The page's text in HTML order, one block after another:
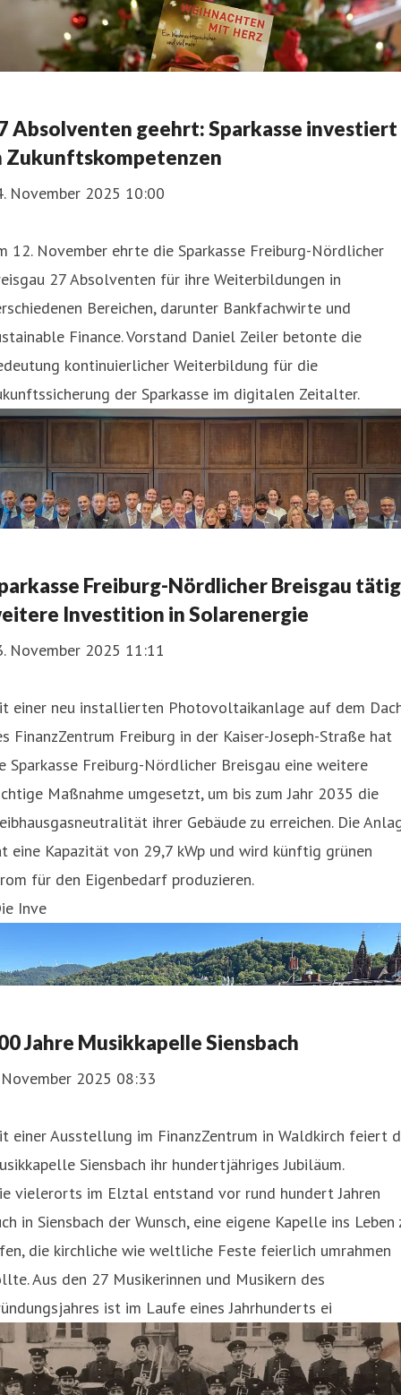
Absolventen geehrt: Sparkasse investiert
Zukunftskompetenzen
November 2025 10:00
12. November ehrte die Sparkasse Freiburg-Nördlicher
27 Absolventen für ihre Weiterbildungen in
Bereichen, darunter Bankfachwirte und
Finance. Vorstand Daniel Zeiler betonte die
kontinuierlicher Weiterbildung für die
der Sparkasse im digitalen Zeitalter.
Freiburg-Nördlicher Breisgau
Investition in Solarenergie
November 2025 11:11
einer neu installierten Photovoltaikanlage auf dem
FinanzZentrum Freiburg in der Kaiser-Joseph-Straße hat
Sparkasse Freiburg-Nördlicher Breisgau eine weitere
Maßnahme umgesetzt, um bis zum Jahr 2035 die
ihrer Gebäude zu erreichen. Die
eine Kapazität von 29,7 kWp und wird künftig grünen
für den Eigenbedarf produzieren.
Inve
Jahre Musikkapelle Siensbach
2025 08:33
einer Ausstellung im FinanzZentrum in Waldkirch feiert
Siensbach ihr hundertjähriges Jubiläum.
vielerorts im Elztal entstand vor rund hundert Jahren
in Siensbach der Wunsch, eine eigene Kapelle ins Leben
die kirchliche wie weltliche Feste feierlich umrahmen
Aus den 27 Musikerinnen und Musikern des
ist im Laufe eines Jahrhunderts ei